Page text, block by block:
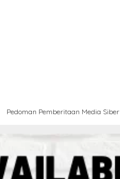
Pedoman Pemberitaan Media Siber